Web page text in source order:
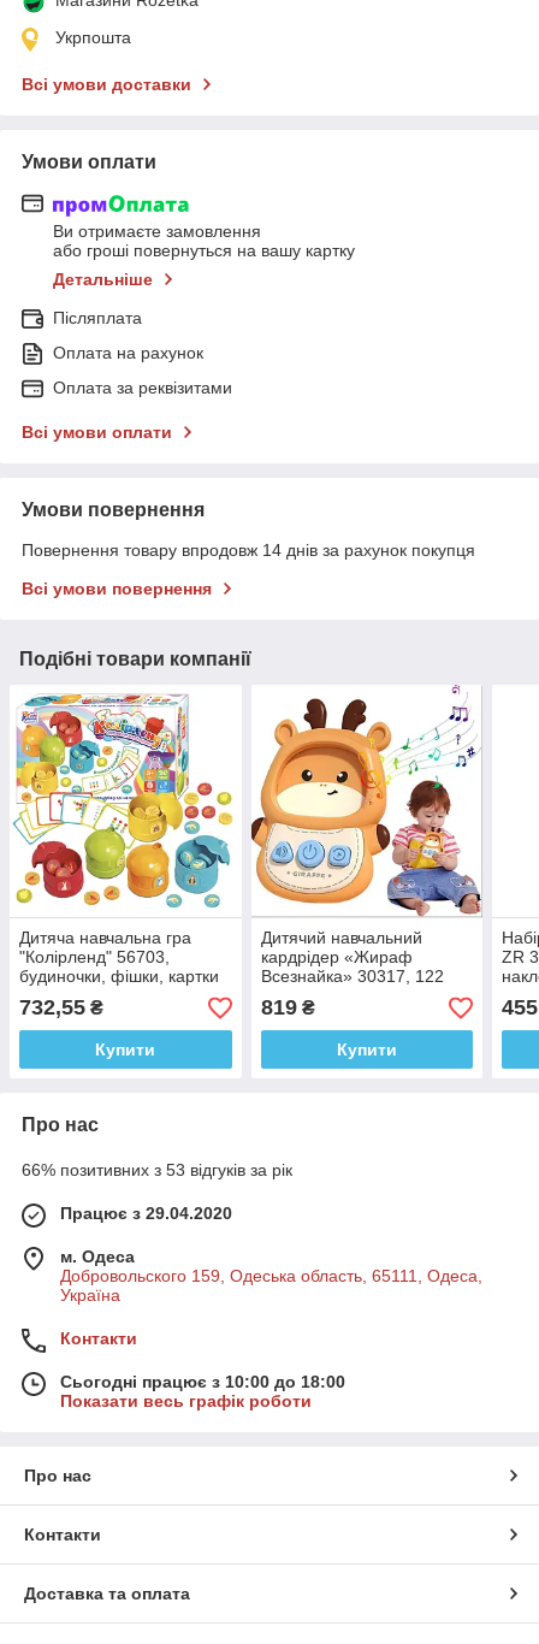
Укрпошта
Всі умови доставки
Умови оплати
Ви отримаєте замовлення
або гроші повернуться на вашу картку
Детальніше
Післяплата
Оплата на рахунок
Оплата за реквізитами
Всі умови оплати
Умови повернення
Повернення товару впродовж 14 днів за рахунок покупця
Всі умови повернення
Подібні товари компанії
Дитяча навчальна гра
"Колірленд" 56703,
будиночки, фішки, картки
732,55 ₴
Купити
Дитячий навчальний
кардрідер «Жираф
Всезнайка» 30317, 122
картки, 244 зображення,
18 тем навчання,
українська мова, 1,5 +.
819₴
Купити
ZR
455
Про нас
66% позитивних з 53 відгуків за рік
Працює з 29.04.2020
м. Одеса
Добровольского 159, Одеська область, 65111, Одеса,
Україна
Контакти
Сьогодні працює з 10:00 до 18:00
Показати весь графік роботи
Про нас
Контакти
Доставка та оплата